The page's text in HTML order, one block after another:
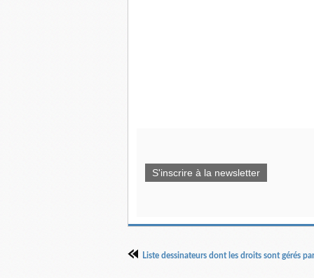
S'inscrire à la newsletter
Liste dessinateurs dont les droits sont gérés